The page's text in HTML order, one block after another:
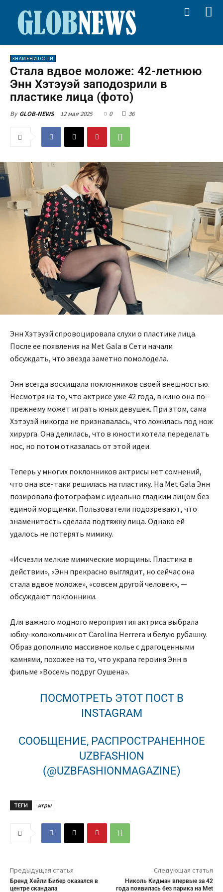
ЗНАМЕНИТОСТИ
Стала вдвое моложе: 42-летнюю
Энн Хэтэуэй заподозрили в
пластике лица (фото)
By GLOB-NEWS 12 мая 2025 0 36
Энн Хэтэуэй спровоцировала слухи о пластике лица.
После ее появления на Меt Gala в Сети начали
обсуждать, что звезда заметно помолодела.
Энн всегда восхищала поклонников своей внешностью.
Несмотря на то, что актрисе уже 42 года, в кино она по-
прежнему может играть юных девушек. При этом, сама
Хэтэуэй никогда не признавалась, что ложилась под нож
хирурга. Она делилась, что в юности хотела переделать
нос, но потом отказалась от этой идеи.
Теперь у многих поклонников актрисы нет сомнений,
что она все-таки решилась на пластику. На Меt Gala Энн
позировала фотографам с идеально гладким лицом без
единой морщинки. Пользователи подозревают, что
знаменитость сделала подтяжку лица. Однако ей
удалось не потерять мимику.
«Исчезли мелкие мимические морщины. Пластика в
действии», «Энн прекрасно выглядит, но сейчас она
стала вдвое моложе», «совсем другой человек», —
обсуждают поклонники.
Для важного модного мероприятия актриса выбрала
юбку-колокольчик от Carolina Herrera и белую рубашку.
Образ дополнило массивное колье с драгоценными
камнями, похожее на то, что украла героиня Энн в
фильме «Восемь подруг Оушена».
ПОСМОТРЕТЬ ЭТОТ ПОСТ В
INSTAGRAM
СООБЩЕНИЕ, РАСПРОСТРАНЕННОЕ
UZBFASHION
(@UZBFASHIONMAGAZINE)
ТЕГИ игры
Предыдущая статья
Бренд Хейли Бибер оказался в
центре скандала
Следующая статья
Николь Кидман впервые за 42
года появилась без парика на Met